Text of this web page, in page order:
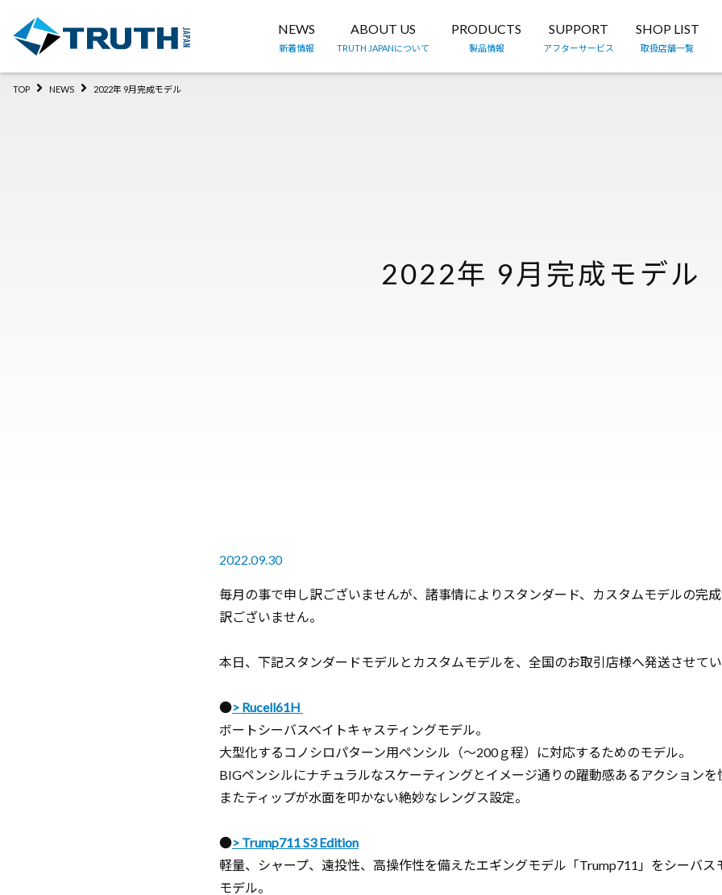
NEWS
新着情報
ABOUT US
TRUTH JAPANについて
PRODUCTS
製品情報
SUPPORT
アフターサービス
SHOP LIST
取扱店舗一覧
2022年 9月完成モデル
TOP NEWS 2022年 9月完成モデル
2022.09.30
毎月の事で申し訳ございませんが、諸事情によりスタンダード、カスタムモデルの完
訳ございません。
本日、下記スタンダードモデルとカスタムモデルを、全国のお取引店様へ発送させて
●
Rucell61H
ボートシーバスベイトキャスティングモデル。
大型化するコノシロパターン用ペンシル（～200ｇ程）に対応するためのモデル。
BIGペンシルにナチュラルなスケーティングとイメージ通りの躍動感あるアクション
またティップが水面を叩かない絶妙なレングス設定。
●
Trump711 S3 Edition
軽量、シャープ、遠投性、高操作性を備えたエギングモデル「Trump711」をシーバス
モデル。